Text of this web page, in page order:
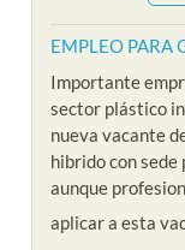
EMPLEO PARA
Importante
sector plástico
nueva vacante
hibrido con sede
aunque
aplicar a esta